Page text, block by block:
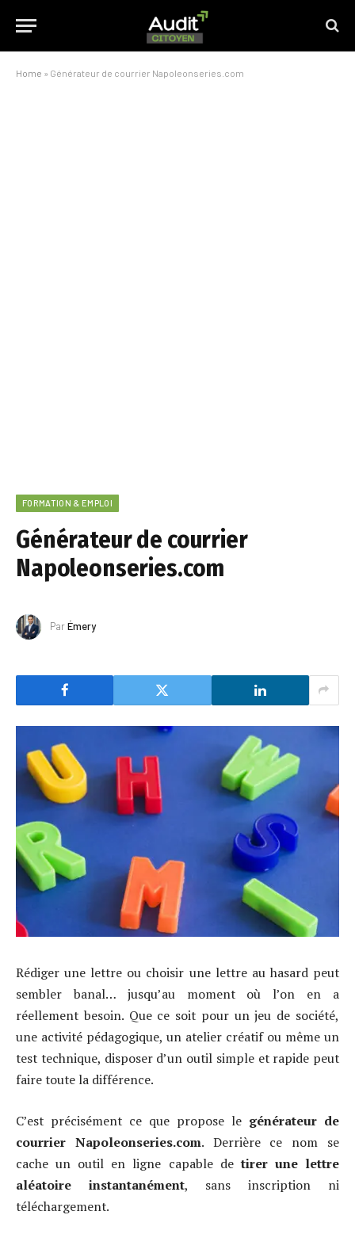
Home » Générateur de courrier Napoleonseries.com
FORMATION & EMPLOI
Générateur de courrier
Napoleonseries.com
ParÉmery
Rédiger une lettre ou choisir une lettre au hasard peut
sembler banal… jusqu’au moment où l’on en a
réellement besoin. Que ce soit pour un jeu de société,
une activité pédagogique, un atelier créatif ou même un
test technique, disposer d’un outil simple et rapide peut
faire toute la différence.
C’est précisément ce que propose le générateur de
courrier Napoleonseries.com. Derrière ce nom se
cache un outil en ligne capable detirer une lettre
aléatoire instantanément, sans inscription ni
téléchargement.